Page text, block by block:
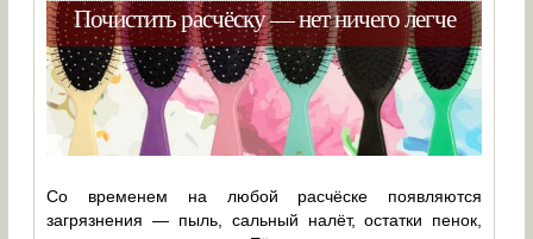
Почистить расчёску — нет ничего легче
Со временем на любой расчёске появляются
загрязнения — пыль, сальный налёт, остатки пенок,